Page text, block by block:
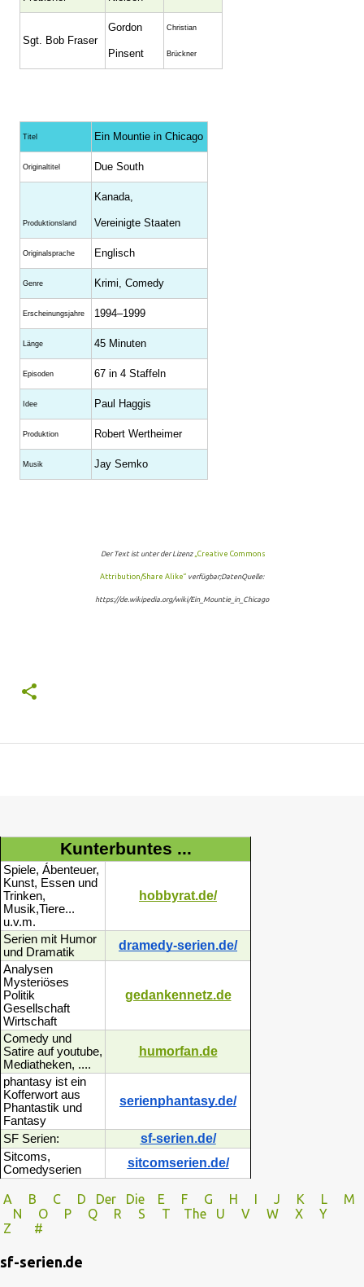
Sgt. Bob Fraser
Gordon
Pinsent
Christian
Brückner
Titel Ein Mountie in Chicago
Originaltitel Due South
Produktionsland
Kanada,
Vereinigte Staaten
Originalsprache Englisch
Genre Krimi, Comedy
Erscheinungsjahre 1994–1999
Länge 45 Minuten
Episoden 67 in 4 Staffeln
Idee Paul Haggis
Produktion Robert Wertheimer
Musik Jay Semko
Der Text ist unter der Lizenz „Creative Commons
Attribution/Share Alike“ verfügbar;DatenQuelle:
https://de.wikipedia.org/wiki/Ein_Mountie_in_Chicago
Kunterbuntes ...
Spiele, Ábenteuer,
Kunst, Essen und
Trinken,
Musik,Tiere...
u.v.m.
hobbyrat.de/
Serien mit Humor
und Dramatik
dramedy-serien.de/
Analysen
Mysteriöses
Politik
Gesellschaft
Wirtschaft
gedankennetz.de
Comedy und
Satire auf youtube,
Mediatheken, ....
humorfan.de
phantasy ist ein
Kofferwort aus
Phantastik und
Fantasy
serienphantasy.de/
SF Serien: sf-serien.de/
Sitcoms,
Comedyserien
sitcomserien.de/
A B C D Der Die E F G H I J K L
M
N
O P Q R S T The U V
W X Y
Z
#
sf-serien.de